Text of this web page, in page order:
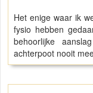
Het enige waar ik
fysio hebben
behoorlijke
achterpoot nooit